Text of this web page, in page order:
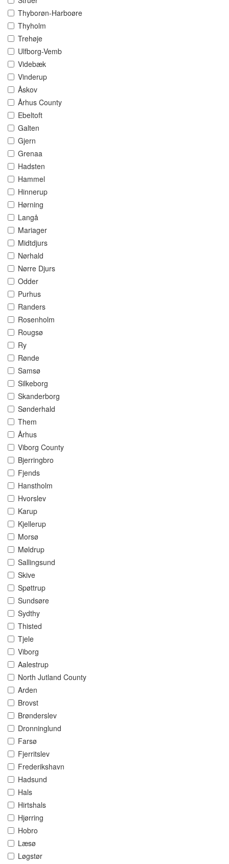
Thyborøn-Harboøre
Thyholm
Trehøje
Ulfborg-Vemb
Videbæk
Vinderup
Åskov
Århus County
Ebeltoft
Galten
Gjern
Grenaa
Hadsten
Hammel
Hinnerup
Hørning
Langå
Mariager
Midtdjurs
Nørhald
Nørre Djurs
Odder
Purhus
Randers
Rosenholm
Rougsø
Ry
Rønde
Samsø
Silkeborg
Skanderborg
Sønderhald
Them
Århus
Viborg County
Bjerringbro
Fjends
Hanstholm
Hvorslev
Karup
Kjellerup
Morsø
Møldrup
Sallingsund
Skive
Spøttrup
Sundsøre
Sydthy
Thisted
Tjele
Viborg
Aalestrup
North Jutland County
Arden
Brovst
Brønderslev
Dronninglund
Farsø
Fjerritslev
Frederikshavn
Hadsund
Hals
Hirtshals
Hjørring
Hobro
Læsø
Løgstør